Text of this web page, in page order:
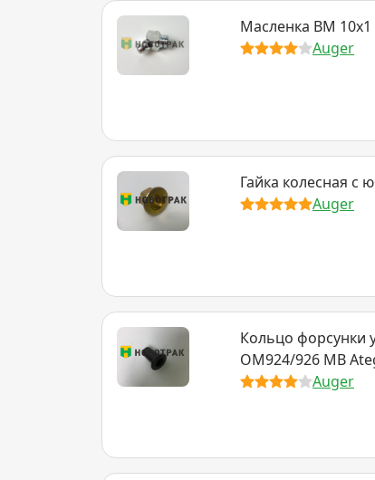
Масленка BM 10x1
Auger
Гайка колесная с
Auger
Кольцо форсунки
OM924/926 MB
Auger